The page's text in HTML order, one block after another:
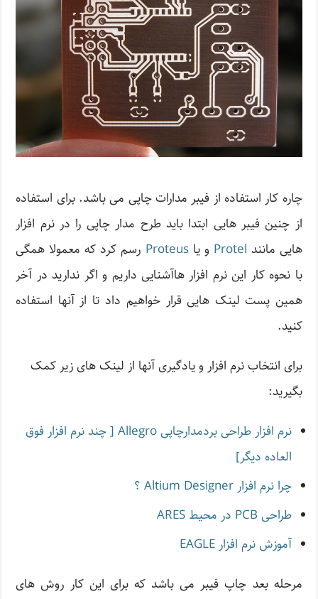
چاره کار استفاده از فیبر مدارات چاپی می باشد. برای استفاده
از چنین فیبر هایی ابتدا باید طرح مدار چاپی را در نرم افزار
هایی مانند Protel و یاProteus رسم کرد که معمولا همگی
با نحوه کار این نرم افزار هاآشنایی داریم و اگر ندارید در آخر
همین پست لینک هایی قرار خواهیم داد تا از آنها استفاده
کنید.
برای انتخاب نرم افزار و یادگیری آنها از لینک های زیر کمک
بگیرید:
نرم افزار طراحی بردمدارچاپی Allegro [ چند نرم افزار فوق
العاده دیگر]
چرا نرم افزار Altium Designer ؟
طراحی PCB در محیط ARES
آموزش نرم افزار EAGLE
مرحله بعد چاپ فیبر می باشد که برای این کار روش های